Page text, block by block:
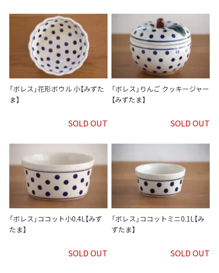
「ボレス」花形ボウル 小【みずた
ま】
SOLD OUT
「ボレス」りんご クッキージャー
【みずたま】
SOLD OUT
「ボレス」ココット小0.4L【みず
たま】
SOLD OUT
「ボレス」ココットミニ0.1L【み
ずたま】
SOLD OUT